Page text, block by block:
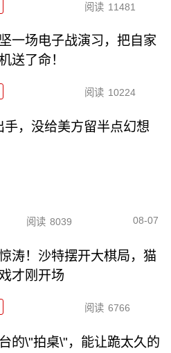
阅读 11481
一场电子战演习，把自家
送了命！
阅读 10224
，没给美方留半点幻想
阅读 8039 08-07
涛！沙特摆开大棋局，猫
才刚开场
阅读 6766
的\"拍桌\"，能让跪太久的